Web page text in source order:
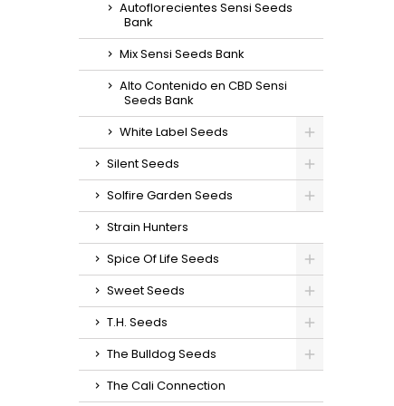
Autoflorecientes Sensi Seeds
Bank
Mix Sensi Seeds Bank
Alto Contenido en CBD Sensi
Seeds Bank
White Label Seeds
Silent Seeds
Solfire Garden Seeds
Strain Hunters
Spice Of Life Seeds
Sweet Seeds
T.H. Seeds
The Bulldog Seeds
The Cali Connection